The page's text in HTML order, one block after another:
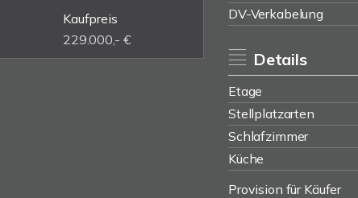
Kaufpreis
229.000,- €
DV-Verkabelung
Details
Etage
Stellplatzarten
Schlafzimmer
Küche
Provision für Käufer